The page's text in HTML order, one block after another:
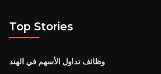
Top Stories
وظائف تداول الأسهم في الهند